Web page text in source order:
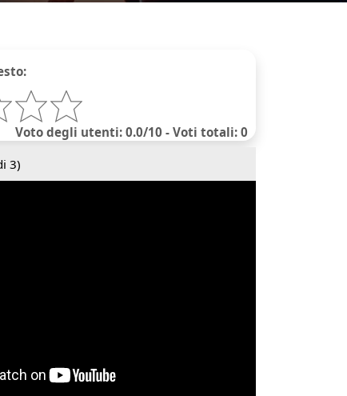
Voto degli utenti: 0.0/10 - Voti totali: 0
3)